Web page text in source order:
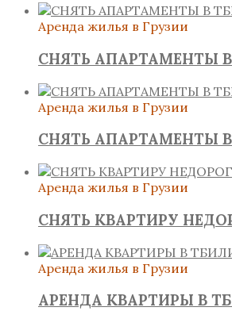
Аренда жилья в Грузии
СНЯТЬ АПАРТАМЕНТЫ
Аренда жилья в Грузии
СНЯТЬ АПАРТАМЕНТЫ
Аренда жилья в Грузии
СНЯТЬ КВАРТИРУ
Аренда жилья в Грузии
АРЕНДА КВАРТИРЫ В